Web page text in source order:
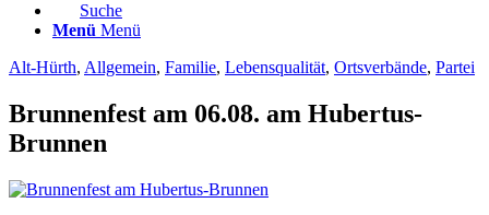
Suche
Menü Menü
Alt-Hürth, Allgemein, Familie, Lebensqualität, Ortsverbände, Partei
Brunnenfest am 06.08. am Hubertus-
Brunnen